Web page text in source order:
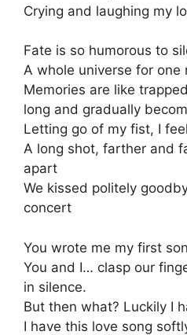
Crying and laughing my
Fate is so humorous to
A whole universe for one
Memories are like
long and gradually
Letting go of my fist, I
A long shot, farther and
apart
We kissed politely
concert
You wrote me my first
You and I… clasp our
in silence.
But then what? Luckily I
I have this love song